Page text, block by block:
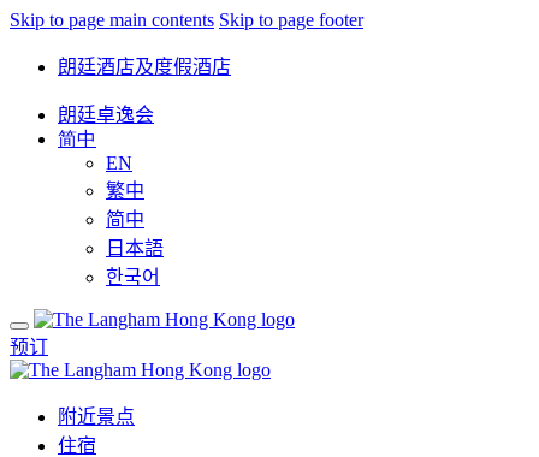
Skip to page main contents Skip to page footer
朗廷酒店及度假酒店
朗廷卓逸会
简中
EN
繁中
简中
日本語
한국어
预订
附近景点
住宿